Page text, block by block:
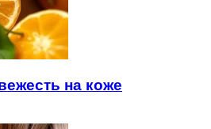
на коже